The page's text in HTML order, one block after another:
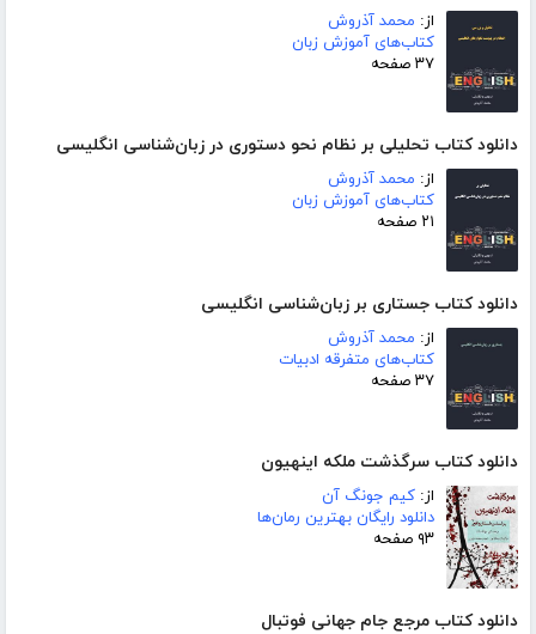
از: محمد آذروش
کتاب‌های آموزش زبان
۳۷ صفحه
دانلود کتاب تحلیلی بر نظام نحو دستوری در زبان‌شناسی انگلیسی
از: محمد آذروش
کتاب‌های آموزش زبان
۲۱ صفحه
دانلود کتاب جستاری بر زبان‌شناسی انگلیسی
از: محمد آذروش
کتاب‌های متفرقه ادبیات
۳۷ صفحه
دانلود کتاب سرگذشت ملکه اینهیون
از: کیم جونگ آن
دانلود رایگان بهترین رمان‌ها
۹۳ صفحه
دانلود کتاب مرجع جام جهانی فوتبال